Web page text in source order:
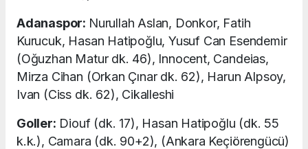
Adanaspor: Nurullah Aslan, Donkor, Fatih
Kurucuk, Hasan Hatipoğlu, Yusuf Can Esendemir
(Oğuzhan Matur dk. 46), Innocent, Candeias,
Mirza Cihan (Orkan Çınar dk. 62), Harun Alpsoy,
Ivan (Ciss dk. 62), Cikalleshi
Goller: Diouf (dk. 17), Hasan Hatipoğlu (dk. 55
k.k.), Camara (dk. 90+2), (Ankara Keçiörengücü)